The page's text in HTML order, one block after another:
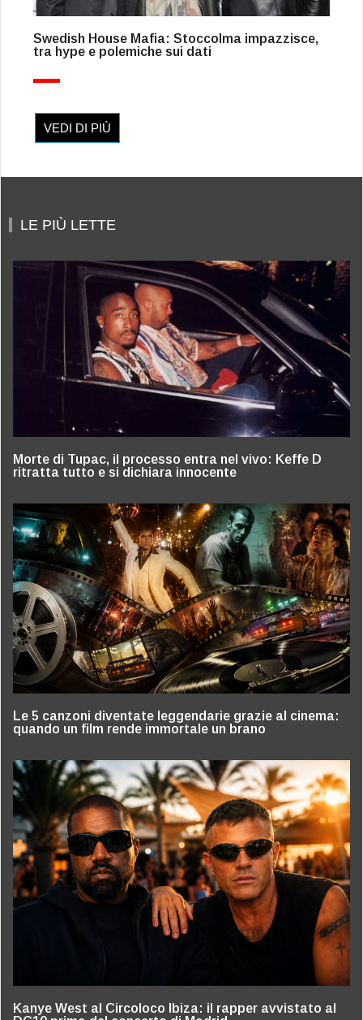
Swedish House Mafia: Stoccolma impazzisce,
tra hype e polemiche sui dati
VEDI DI PIÙ
LE PIÙ LETTE
Morte di Tupac, il processo entra nel vivo: Keffe D
ritratta tutto e si dichiara innocente
Le 5 canzoni diventate leggendarie grazie al cinema:
quando un film rende immortale un brano
Kanye West al Circoloco Ibiza: il rapper avvistato al